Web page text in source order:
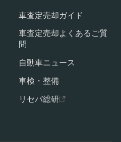
車査定売却ガイド
車査定売却よくあるご質
問
自動車ニュース
車検・整備
リセバ総研